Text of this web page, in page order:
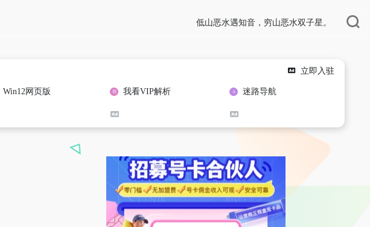
低山恶水遇知音，穷山恶水双子星。
立即入驻
Win12网页版 我看VIP解析 迷路导航